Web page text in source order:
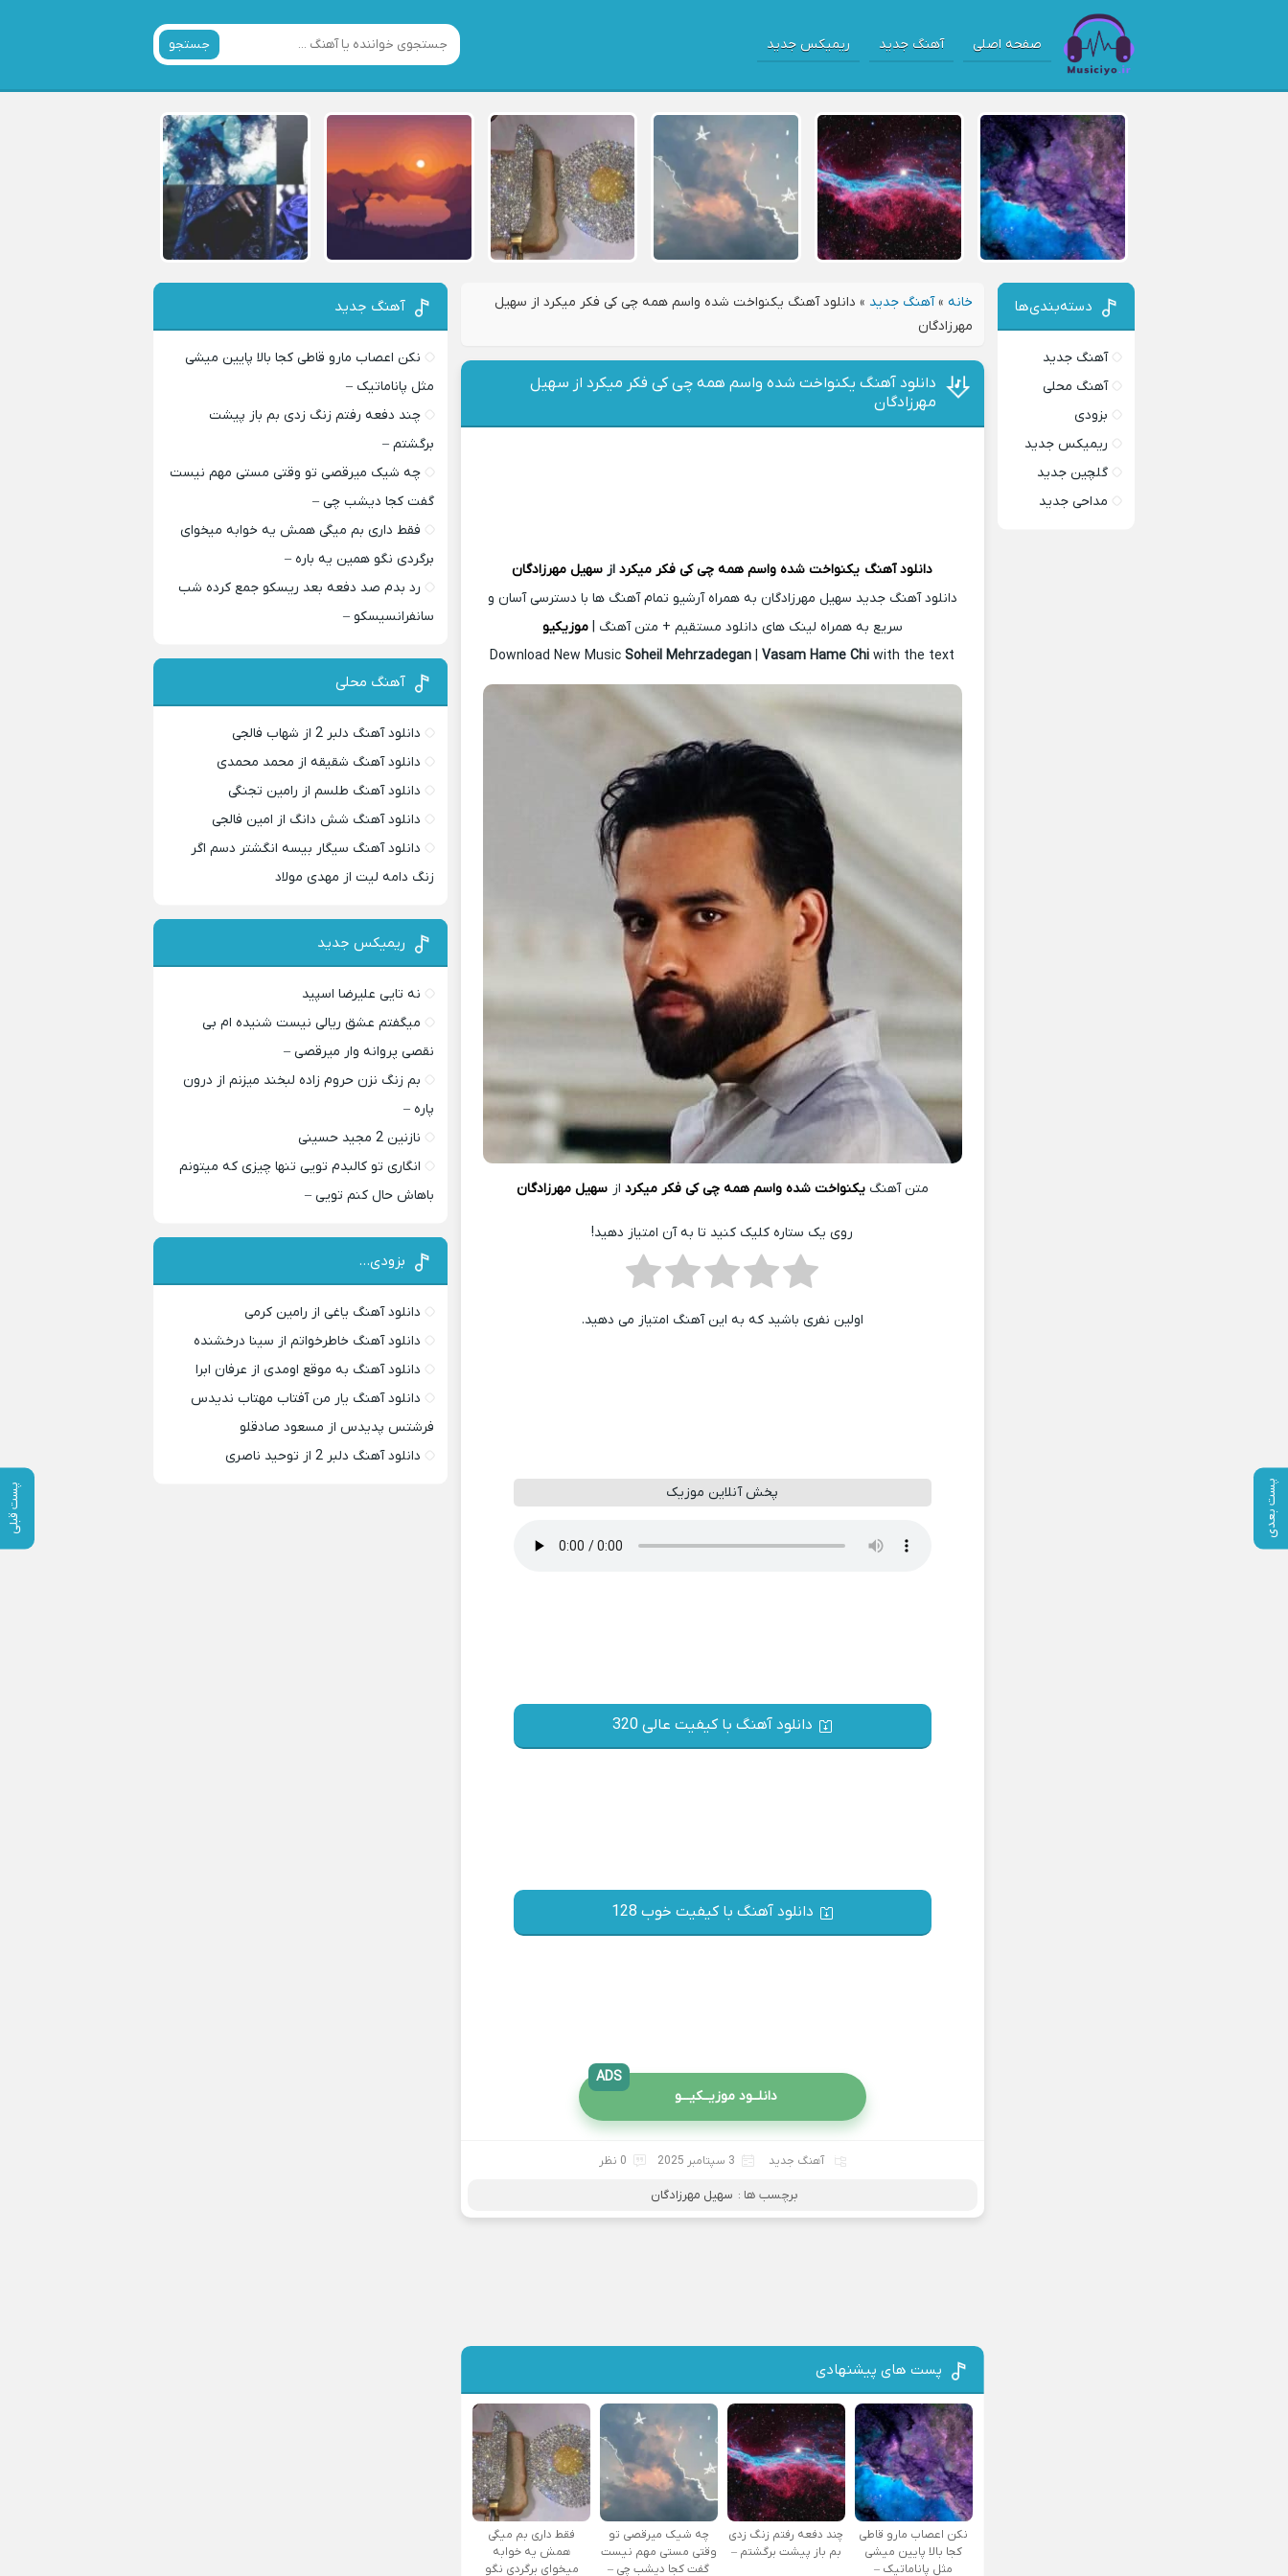
صفحه اصلی آهنگ جدید ریمیکس جدید جستجو
خانه »آهنگ جدید » دانلود آهنگ یکنواخت شده واسم همه چی کی فکر میکرد از سهیل
مهرزادگان
پست بعدی پست قبلی
دانلود آهنگ یکنواخت شده واسم همه چی کی فکر میکرد از سهیل
مهرزادگان
دانلود آهنگ یکنواخت شده واسم همه چی کی فکر میکرد از سهیل مهرزادگان
دانلود آهنگ جدید سهیل مهرزادگان به همراه آرشیو تمام آهنگ ها با دسترسی آسان و
سریع به همراه لینک های دانلود مستقیم + متن آهنگ |موزیکیو
Download New MusicSoheil Mehrzadegan |Vasam Hame Chiwith the text
متن آهنگیکنواخت شده واسم همه چی کی فکر میکرد از سهیل مهرزادگان
روی یک ستاره کلیک کنید تا به آن امتیاز دهید!
اولین نفری باشید که به این آهنگ امتیاز می دهید.
پخش آنلاین موزیک
دانلود آهنگ با کیفیت عالی 320
دانلود آهنگ با کیفیت خوب 128
دانلــود موزیــکیـــو
ADS
آهنگ جدید 3 سپتامبر 2025 0 نظر
برچسب ها : سهیل مهرزادگان
پست های پیشنهادی
نکن اعصاب مارو قاطی
کجا بالا پایین میشی
مثل پاناماتیک –
چند دفعه رفتم زنگ زدی
بم باز پیشت برگشتم –
چه شیک میرقصی تو
وقتی مستی مهم نیست
گفت کجا دیشب چی –
فقط داری بم میگی
همش یه خوابه
میخوای برگردی نگو
دسته‌بندی‌ها
آهنگ جدید
آهنگ محلی
بزودی
ریمیکس جدید
گلچین جدید
مداحی جدید
آهنگ جدید
نکن اعصاب مارو قاطی کجا بالا پایین میشی
مثل پاناماتیک –
چند دفعه رفتم زنگ زدی بم باز پیشت
برگشتم –
چه شیک میرقصی تو وقتی مستی مهم نیست
گفت کجا دیشب چی –
فقط داری بم میگی همش یه خوابه میخوای
برگردی نگو همین یه باره –
رد بدم صد دفعه بعد ریسکو جمع کرده شب
سانفرانسیسکو –
آهنگ محلی
دانلود آهنگ دلبر 2 از شهاب فالجی
دانلود آهنگ شقیقه از محمد محمدی
دانلود آهنگ طلسم از رامین تجنگی
دانلود آهنگ شش دانگ از امین فالجی
دانلود آهنگ سیگار بیسه انگشتر دسم اگر
زنگ دامه لیت از مهدی مولاد
ریمیکس جدید
نه تایی علیرضا اسپید
میگفتم عشق ریالی نیست شنیده ام بی
نقصی پروانه وار میرقصی –
بم زنگ نزن حروم زاده لبخند میزنم از درون
پاره –
نازنین 2 مجید حسینی
انگاری تو کالبدم تویی تنها چیزی که میتونم
باهاش حال کنم تویی –
بزودی…
دانلود آهنگ یاغی از رامین کرمی
دانلود آهنگ خاطرخواتم از سینا درخشنده
دانلود آهنگ به موقع اومدی از عرفان ابرا
دانلود آهنگ یار من آفتاب مهتاب ندیدس
فرشتس پدیدس از مسعود صادقلو
دانلود آهنگ دلبر 2 از توحید ناصری